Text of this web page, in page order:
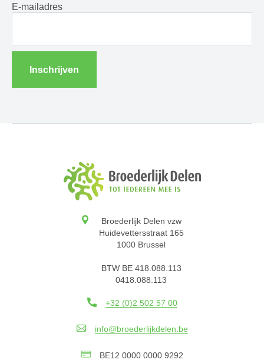
E-mailadres
Inschrijven
Broederlijk Delen vzw
Huidevettersstraat 165
1000 Brussel
BTW BE 418.088.113
0418.088.113
+32 (0)2 502 57 00
info@broederlijkdelen.be
BE12 0000 0000 9292